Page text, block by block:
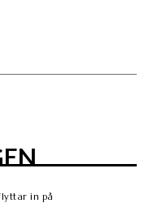
flyttar in på